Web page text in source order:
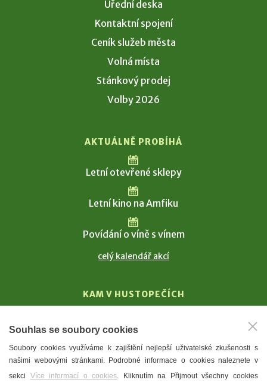
Úřední deska
Kontaktní spojení
Ceník služeb města
Volná místa
Stánkový prodej
Volby 2026
AKTUÁLNĚ PROBÍHÁ
Letní otevřené sklepy
Letní kino na Amfiku
Povídání o víně s vínem
celý kalendář akcí
KAM V HUSTOPEČÍCH
T. G. Masaryk
Mandloně
Ubytování
Souhlas se soubory cookies
Soubory cookies využíváme k zajištění nejlepší uživatelské zkušenosti s
našimi webovými stránkami. Podrobné informace o cookies naleznete v
sekci Více informací o cookies. Kliknutím na Přijmout všechny cookies